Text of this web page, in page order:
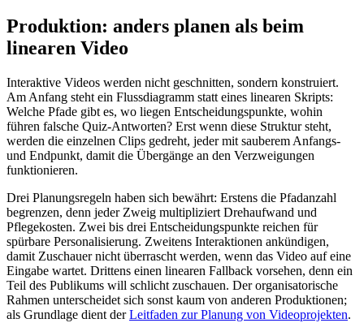
Produktion: anders planen als beim
linearen Video
Interaktive Videos werden nicht geschnitten, sondern konstruiert.
Am Anfang steht ein Flussdiagramm statt eines linearen Skripts:
Welche Pfade gibt es, wo liegen Entscheidungspunkte, wohin
führen falsche Quiz-Antworten? Erst wenn diese Struktur steht,
werden die einzelnen Clips gedreht, jeder mit sauberem Anfangs-
und Endpunkt, damit die Übergänge an den Verzweigungen
funktionieren.
Drei Planungsregeln haben sich bewährt: Erstens die Pfadanzahl
begrenzen, denn jeder Zweig multipliziert Drehaufwand und
Pflegekosten. Zwei bis drei Entscheidungspunkte reichen für
spürbare Personalisierung. Zweitens Interaktionen ankündigen,
damit Zuschauer nicht überrascht werden, wenn das Video auf eine
Eingabe wartet. Drittens einen linearen Fallback vorsehen, denn ein
Teil des Publikums will schlicht zuschauen. Der organisatorische
Rahmen unterscheidet sich sonst kaum von anderen Produktionen;
als Grundlage dient derLeitfaden zur Planung von Videoprojekten.